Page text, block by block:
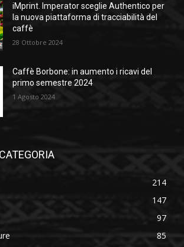
iMprint. Imperator sceglie Authentico per
la nuova piattaforma di tracciabilità del
caffè
28 Ottobre 2024
Caffè Borbone: in aumento i ricavi del
primo semestre 2024
1 Agosto 2024
214
147
97
85